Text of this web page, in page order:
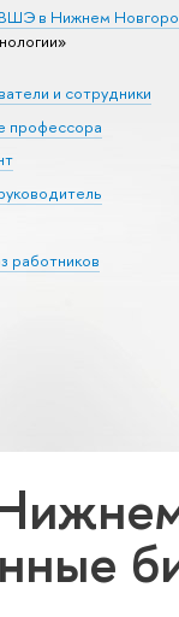
в Нижнем
и сотрудники
профессора
работников